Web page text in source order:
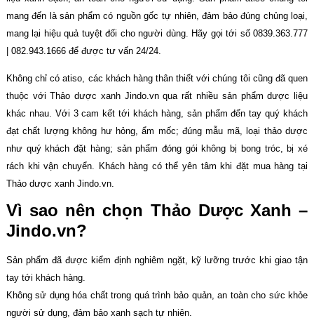
mang đến là sản phẩm có nguồn gốc tự nhiên, đảm bảo đúng chủng loại,
mang lại hiệu quả tuyệt đối cho người dùng. Hãy gọi tới số 0839.363.777
| 082.943.1666 để được tư vấn 24/24.
Không chỉ có atiso, các khách hàng thân thiết với chúng tôi cũng đã quen
thuộc với Thảo dược xanh Jindo.vn qua rất nhiều sản phẩm dược liệu
khác nhau. Với 3 cam kết tới khách hàng, sản phẩm đến tay quý khách
đạt chất lượng không hư hỏng, ẩm mốc; đúng mẫu mã, loại thảo dược
như quý khách đặt hàng; sản phẩm đóng gói không bị bong tróc, bị xé
rách khi vận chuyển. Khách hàng có thể yên tâm khi đặt mua hàng tại
Thảo dược xanh Jindo.vn.
Vì sao nên chọn Thảo Dược Xanh –
Jindo.vn?
Sản phẩm đã được kiểm định nghiêm ngặt, kỹ lưỡng trước khi giao tận
tay tới khách hàng.
Không sử dụng hóa chất trong quá trình bảo quản, an toàn cho sức khỏe
người sử dụng, đảm bảo xanh sạch tự nhiên.